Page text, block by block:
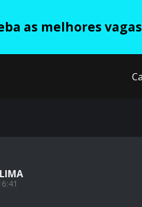
as melhores